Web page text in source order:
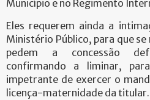
Município e no Regimento
Eles requerem ainda a
Ministério Público, para que
pedem a concessão
confirmando a liminar,
impetrante de exercer o
licença-maternidade da titular.